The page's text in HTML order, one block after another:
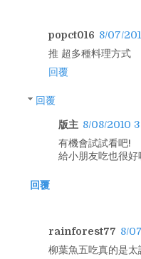
popct016 8/07/
推 超多種料理方式
回覆
回覆
版主 8/08/2010
有機會試試看吧!
給小朋友吃也很好
回覆
rainforest77 8/
柳葉魚五吃真的是太